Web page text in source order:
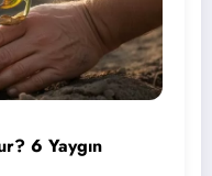
6 Yaygın